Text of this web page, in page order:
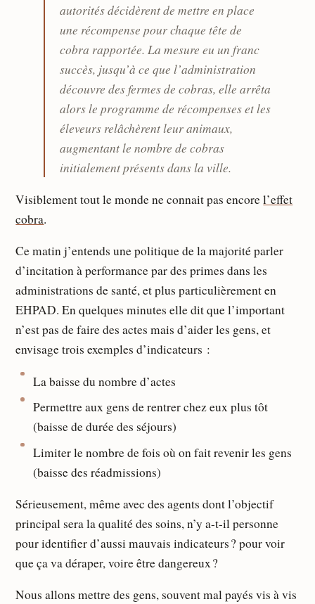
autorités décidèrent de mettre en place
une récompense pour chaque tête de
cobra rapportée. La mesure eu un franc
succès, jusqu’à ce que l’administration
découvre des fermes de cobras, elle arrêta
alors le programme de récompenses et les
éleveurs relâchèrent leur animaux,
augmentant le nombre de cobras
initialement présents dans la ville.
Visiblement tout le monde ne connait pas encorel’effet
cobra.
Ce matin j’entends une politique de la majorité parler
d’incitation à performance par des primes dans les
administrations de santé, et plus particulièrement en
EHPAD. En quelques minutes elle dit que l’important
n’est pas de faire des actes mais d’aider les gens, et
envisage trois exemples d’indicateurs :
La baisse du nombre d’actes
Permettre aux gens de rentrer chez eux plus tôt
(baisse de durée des séjours)
Limiter le nombre de fois où on fait revenir les gens
(baisse des réadmissions)
Sérieusement, même avec des agents dont l’objectif
principal sera la qualité des soins, n’y a-t-il personne
pour identifier d’aussi mauvais indicateurs ? pour voir
que ça va déraper, voire être dangereux ?
Nous allons mettre des gens, souvent mal payés vis à vis